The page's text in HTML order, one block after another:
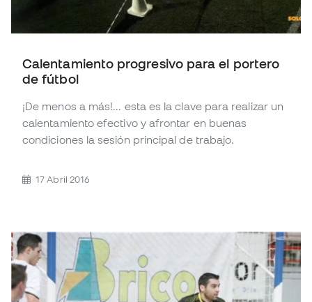
Calentamiento progresivo para el portero
de fútbol
¡De menos a más!... esta es la clave para realizar un
calentamiento efectivo y afrontar en buenas
condiciones la sesión principal de trabajo.
17 Abril 2016